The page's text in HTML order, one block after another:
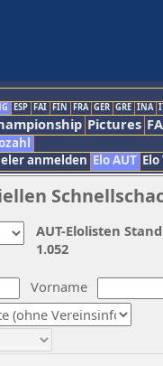
ESP FAI FIN FRA GER GRE INA
Pictures
anmelden Elo AUT
Vorname
AUT-Elolisten
1.052